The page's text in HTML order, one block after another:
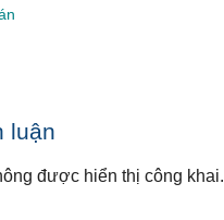
luận
được hiển thị công khai.